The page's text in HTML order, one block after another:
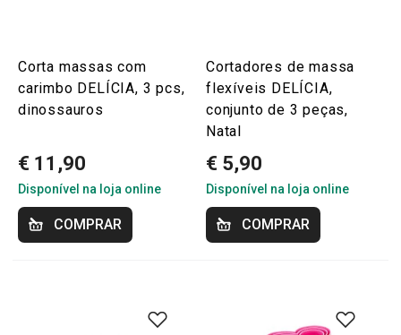
Corta massas com
carimbo DELÍCIA, 3 pcs,
dinossauros
€ 11,90
Disponível na loja online
COMPRAR
Cortadores de massa
flexíveis DELÍCIA,
conjunto de 3 peças,
Natal
€ 5,90
Disponível na loja online
COMPRAR